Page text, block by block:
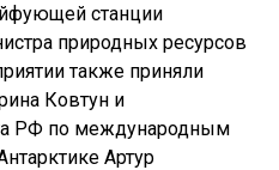
станции
природных ресурсов
также приняли
Ковтун и
РФ по международным
Артур